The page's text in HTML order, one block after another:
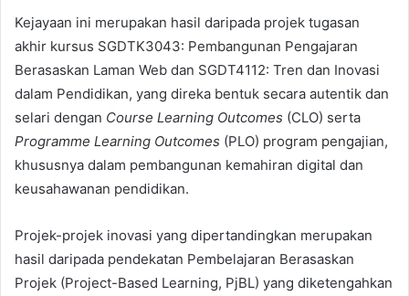
Kejayaan ini merupakan hasil daripada projek tugasan
akhir kursus SGDTK3043: Pembangunan Pengajaran
Berasaskan Laman Web dan SGDT4112: Tren dan Inovasi
dalam Pendidikan, yang direka bentuk secara autentik dan
selari dengan Course Learning Outcomes (CLO) serta
Programme Learning Outcomes (PLO) program pengajian,
khususnya dalam pembangunan kemahiran digital dan
keusahawanan pendidikan.
Projek-projek inovasi yang dipertandingkan merupakan
hasil daripada pendekatan Pembelajaran Berasaskan
Projek (Project-Based Learning, PjBL) yang diketengahkan